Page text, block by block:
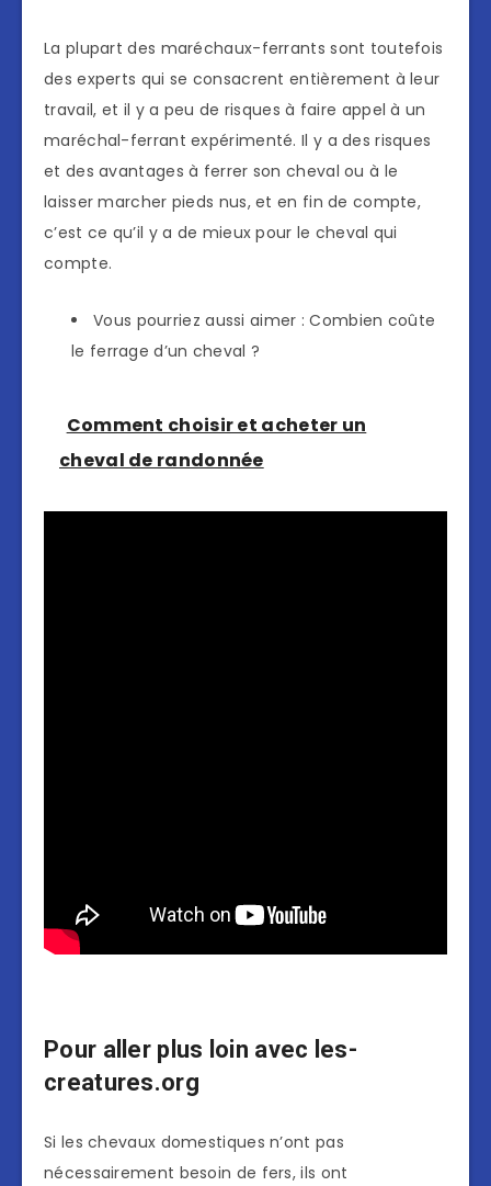
La plupart des maréchaux-ferrants sont toutefois
des experts qui se consacrent entièrement à leur
travail, et il y a peu de risques à faire appel à un
maréchal-ferrant expérimenté. Il y a des risques
et des avantages à ferrer son cheval ou à le
laisser marcher pieds nus, et en fin de compte,
c’est ce qu’il y a de mieux pour le cheval qui
compte.
Vous pourriez aussi aimer : Combien coûte
le ferrage d’un cheval ?
Comment choisir et acheter un
cheval de randonnée
Pour aller plus loin avec les-
creatures.org
Si les chevaux domestiques n’ont pas
nécessairement besoin de fers, ils ont